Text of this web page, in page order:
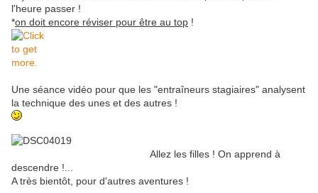
l'heure passer !
*on doit encore réviser pour être au top !
Une séance vidéo pour que les "entraîneurs stagiaires" analysent
la technique des unes et des autres !
Allez les filles ! On apprend à
descendre !...
A très bientôt, pour d'autres aventures !